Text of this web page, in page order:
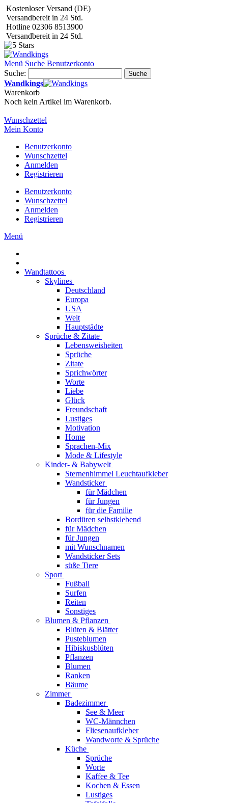
Kostenloser Versand (DE)
Versandbereit in 24 Std.
Hotline 02306 8513900
Versandbereit in 24 Std.
Menü Suche Benutzerkonto
Suche:
Suche
Wandkings
Warenkorb
Noch kein Artikel im Warenkorb.
Wunschzettel
Mein Konto
Benutzerkonto
Wunschzettel
Anmelden
Registrieren
Benutzerkonto
Wunschzettel
Anmelden
Registrieren
Menü
Wandtattoos
Skylines
Deutschland
Europa
USA
Welt
Hauptstädte
Sprüche & Zitate
Lebensweisheiten
Sprüche
Zitate
Sprichwörter
Worte
Liebe
Glück
Freundschaft
Lustiges
Motivation
Home
Sprachen-Mix
Mode & Lifestyle
Kinder- & Babywelt
Sternenhimmel Leuchtaufkleber
Wandsticker
für Mädchen
für Jungen
für die Familie
Bordüren selbstklebend
für Mädchen
für Jungen
mit Wunschnamen
Wandsticker Sets
süße Tiere
Sport
Fußball
Surfen
Reiten
Sonstiges
Blumen & Pflanzen
Blüten & Blätter
Pusteblumen
Hibiskusblüten
Pflanzen
Blumen
Ranken
Bäume
Zimmer
Badezimmer
See & Meer
WC-Männchen
Fliesenaufkleber
Wandworte & Sprüche
Küche
Sprüche
Worte
Kaffee & Tee
Kochen & Essen
Lustiges